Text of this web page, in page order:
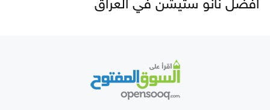
أفضل نانو ستيشن في العراق